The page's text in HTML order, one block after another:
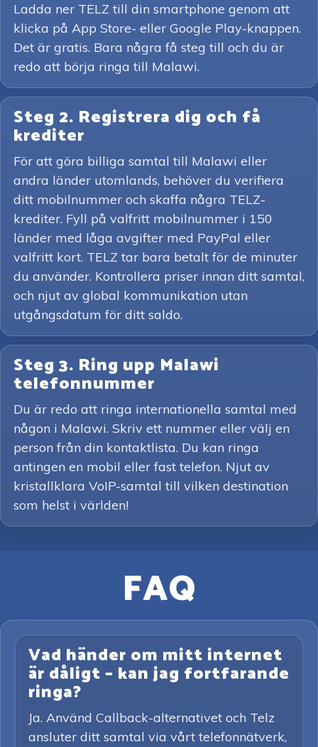
Ladda ner TELZ till din smartphone genom att
klicka på App Store- eller Google Play-knappen.
Det är gratis. Bara några få steg till och du är
redo att börja ringa till Malawi.
Steg 2. Registrera dig och få
krediter
För att göra billiga samtal till Malawi eller
andra länder utomlands, behöver du verifiera
ditt mobilnummer och skaffa några TELZ-
krediter. Fyll på valfritt mobilnummer i 150
länder med låga avgifter med PayPal eller
valfritt kort. TELZ tar bara betalt för de minuter
du använder. Kontrollera priser innan ditt samtal,
och njut av global kommunikation utan
utgångsdatum för ditt saldo.
Steg 3. Ring upp Malawi
telefonnummer
Du är redo att ringa internationella samtal med
någon i Malawi. Skriv ett nummer eller välj en
person från din kontaktlista. Du kan ringa
antingen en mobil eller fast telefon. Njut av
kristallklara VoIP-samtal till vilken destination
som helst i världen!
FAQ
Vad händer om mitt internet
är dåligt – kan jag fortfarande
ringa?
Ja. Använd Callback-alternativet och Telz
ansluter ditt samtal via vårt telefonnätverk,